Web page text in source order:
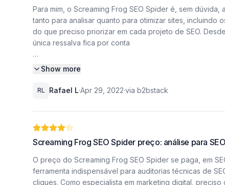
Para mim, o Screaming Frog SEO Spider é, sem
tanto para analisar quanto para otimizar sites,
do que preciso priorizar em cada projeto de SEO.
única ressalva fica por conta
da interface, que parece um pouco desatualizada, mas
o Screaming Frog SEO Spider é, sem dúvida, a
preciso priorizar em cada projeto de SEO. Desde a
da interface, que parece um pouco Por que o
análises que ele oferece. Quando comecei a usar,
cliente, identifiquei uma série de redirecionamentos
Show more
RL Rafael L·Apr 29, 2022·via b2bstack
Screaming Frog SEO Spider preço: análise para SEO
O preço do Screaming Frog SEO Spider se paga, em
ferramenta indispensável para auditorias técnicas de
cliques. Como especialista em marketing digital,